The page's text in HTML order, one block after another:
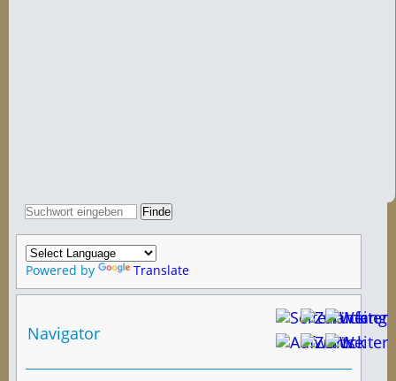
Powered by Translate
Navigator